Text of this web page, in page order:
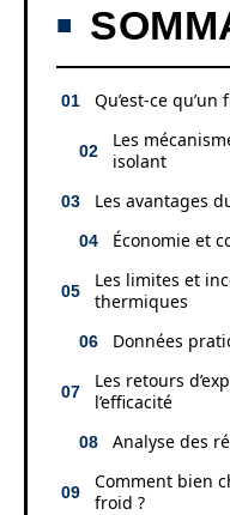
Qu’est-ce
Les
isolant
Les avantages
Économie et
Les limites et
thermiques
Données
Les retours
l’efficacité
Analyse des
Comment bien
froid ?